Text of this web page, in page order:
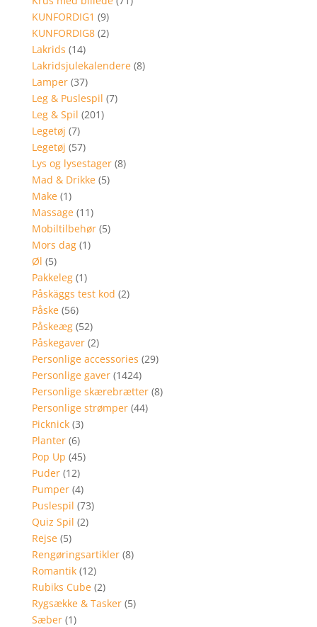
KUNFORDIG1 (9)
KUNFORDIG8 (2)
Lakrids (14)
Lakridsjulekalendere (8)
Lamper (37)
Leg & Puslespil (7)
Leg & Spil (201)
Legetøj (7)
Legetøj (57)
Lys og lysestager (8)
Mad & Drikke (5)
Make (1)
Massage (11)
Mobiltilbehør (5)
Mors dag (1)
Øl (5)
Pakkeleg (1)
Påskäggs test kod (2)
Påske (56)
Påskeæg (52)
Påskegaver (2)
Personlige accessories (29)
Personlige gaver (1424)
Personlige skærebrætter (8)
Personlige strømper (44)
Picknick (3)
Planter (6)
Pop Up (45)
Puder (12)
Pumper (4)
Puslespil (73)
Quiz Spil (2)
Rejse (5)
Rengøringsartikler (8)
Romantik (12)
Rubiks Cube (2)
Rygsække & Tasker (5)
Sæber (1)